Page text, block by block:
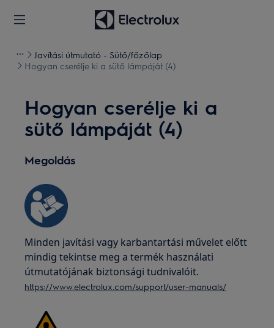
Javítási útmutató - Sütő/főzőlap
Hogyan cserélje ki a sütő lámpáját (4)
Hogyan cserélje ki a
sütő lámpáját (4)
Megoldás
Minden javítási vagy karbantartási művelet előtt
mindig tekintse meg a termék használati
útmutatójának biztonsági tudnivalóit.
https://www.electrolux.com/support/user-manuals/